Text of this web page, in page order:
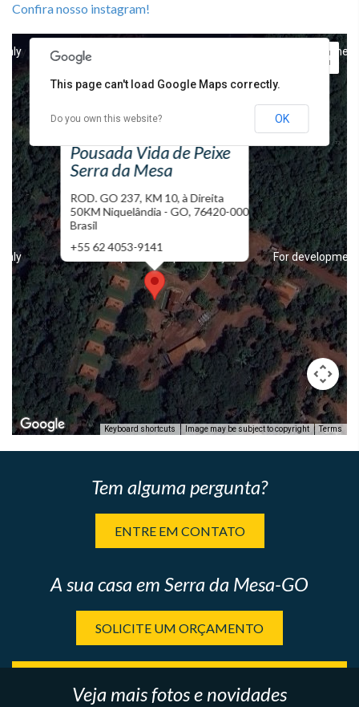
Confira nosso instagram!
For
For development purposes only
For
Pousada Vida de Peixe
Serra da Mesa
ROD. GO 237, KM 10, à Direita
50KM Niquelândia - GO, 76420-000
Brasil
+55 62 4053-9141
Keyboard shortcuts Image may be subject to copyright Terms
This page can't load Google Maps correctly.
Do you own this website? OK
Tem alguma pergunta?
ENTRE EM CONTATO
A sua casa em Serra da Mesa-GO
SOLICITE UM ORÇAMENTO
Veja mais fotos e novidades